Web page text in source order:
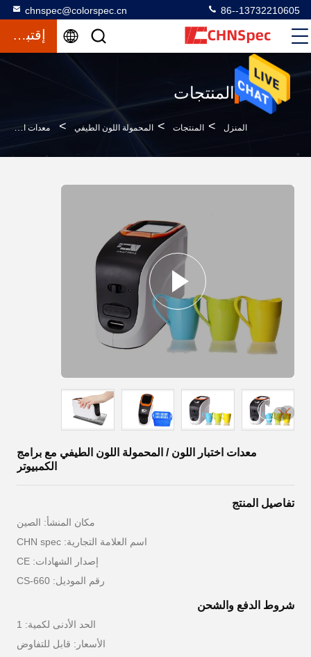
chnspec@colorspec.cn 86--13732210605
إقتباس
المنتجات
المنزل > المنتجات > المحمولة اللون الطيفي > معدات اختبار اللون / المحمولة اللون الطيفي مع برامج الكمبيوتر
معدات اختبار اللون / المحمولة اللون الطيفي مع برامج
الكمبيوتر
تفاصيل المنتج
مكان المنشأ: الصين
اسم العلامة التجارية: CHN spec
إصدار الشهادات: CE
رقم الموديل: CS-660
شروط الدفع والشحن
الحد الأدنى لكمية: 1
الأسعار: قابل للتفاوض